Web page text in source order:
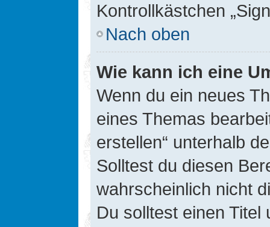
Kontrollkästchen
Nach oben
Wie kann ich eine
Wenn du ein neues
eines Themas
erstellen“ unterhalb
Solltest du diesen
wahrscheinlich nicht
Du solltest einen